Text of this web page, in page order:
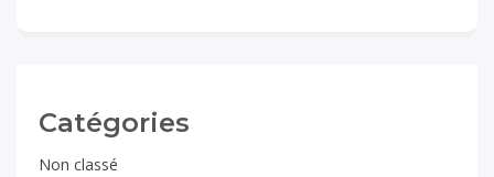
Catégories
Non classé